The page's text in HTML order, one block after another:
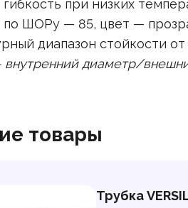
при низких
по ШОРу — 85, цвет —
диапазон стойкости от
диаметр/
товары
Трубка